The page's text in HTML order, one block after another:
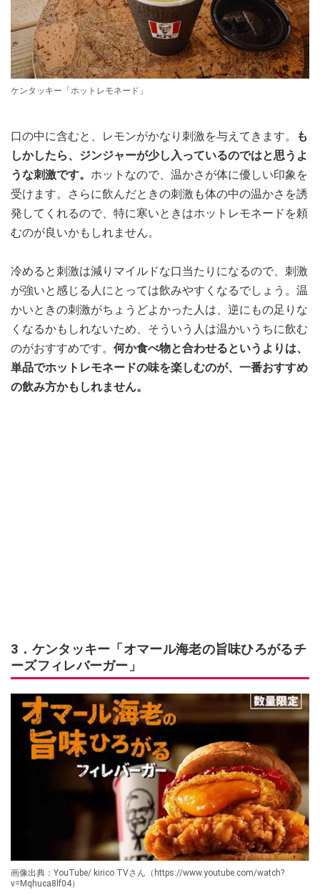
ケンタッキー「ホットレモネード」
口の中に含むと、レモンがかなり刺激を与えてきます。
も
しかしたら、ジンジャーが少し入っているのではと思うよ
うな刺激です。 ホットなので、温かさが体に優しい印象を
受けます。さらに飲んだときの刺激も体の中の温かさを誘
発してくれるので、特に寒いときはホットレモネードを頼
むのが良いかもしれません。
冷めると刺激は減りマイルドな口当たりになるので、刺激
が強いと感じる人にとっては飲みやすくなるでしょう。温
かいときの刺激がちょうどよかった人は、逆にもの足りな
くなるかもしれないため、そういう人は温かいうちに飲む
のがおすすめです。 何か食べ物と合わせるというよりは、
単品でホットレモネードの味を楽しむのが、一番おすすめ
の飲み方かもしれません。
3．ケンタッキー「オマール海老の旨味ひろがるチ
ーズフィレバーガー」
画像出典：YouTube/ kirico TVさん（https://www.youtube.com/watch?
v=Mqhuca8lf04）